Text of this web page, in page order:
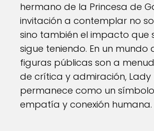
hermano de la Princesa de
invitación a contemplar no
sino también el impacto que
sigue teniendo. En un mundo
figuras públicas son a
de crítica y admiración, Lady
permanece como un
empatía y conexión humana.